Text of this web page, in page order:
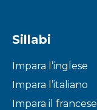
Sillabi
Impara l’inglese
Impara l’italiano
Impara il francese